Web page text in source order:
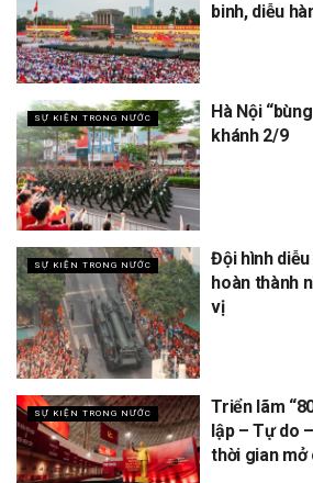
binh, diễu
SỰ KIỆN TRONG NƯỚC
Hà Nội
khánh 2/9
SỰ KIỆN TRONG NƯỚC
Đội hình
hoàn thành
vị
SỰ KIỆN TRONG NƯỚC
Triển lãm
lập – Tự do
thời gian mở